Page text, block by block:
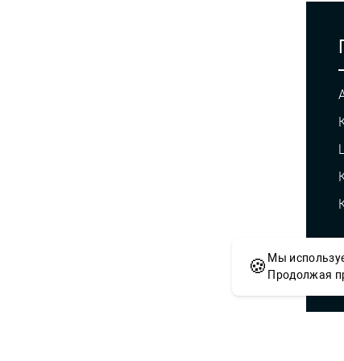
🍪 Мы
Продолжая